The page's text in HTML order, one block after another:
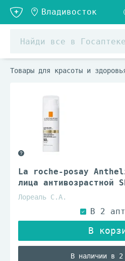
Товары для красоты и
La roche-posay
лица антивозрастной
Лореаль С.А.
В наличии в 2